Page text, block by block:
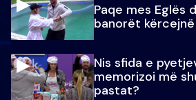
Paqe mes Eglës
banorët
Nis sfida e
memorizoi më
pastat?